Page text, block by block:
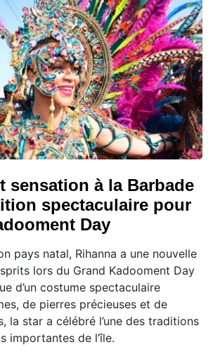
sensation à la Barbade
spectaculaire pour
Day
pays natal, Rihanna a une nouvelle
lors du Grand Kadooment Day
d’un costume spectaculaire
de pierres précieuses et de
la star a célébré l’une des traditions
importantes de l’île.